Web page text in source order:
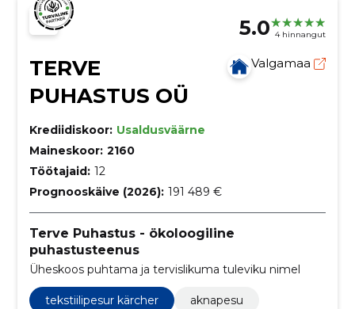
5.0 4 hinnangut
TERVE
PUHASTUS OÜ
Valgamaa
Krediidiskoor: Usaldusväärne
Maineskoor: 2160
Töötajaid: 12
Prognooskäive (2026): 191 489 €
Terve Puhastus - ökoloogiline
puhastusteenus
Üheskoos puhtama ja tervislikuma tuleviku nimel
tekstiilipesur kärcher
aknapesu